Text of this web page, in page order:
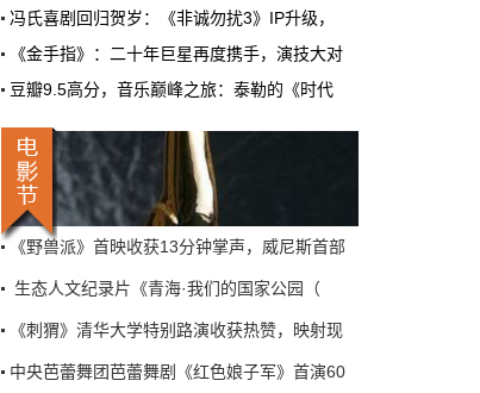
短剧从业者在评论区集体破防。有人说"今年开
机率比去年腰斩"，有人说"演员片酬从日薪800
三天的东西，AI一天出八集，还比你好看…
6月27日 10:01:00
9万块银幕，全年只卖400亿：电影院的
近80部中外影片，革命历史、喜剧、科幻、动
《玩具总动员5》、谢苗的《火遮眼》，该有的
牌都亮出来了。
冯氏喜剧回归贺岁：《非诚勿扰3》IP升级，
《金手指》：二十年巨星再度携手，演技大对
豆瓣9.5高分，音乐巅峰之旅：泰勒的《时代
中央芭蕾舞团芭蕾舞剧《红色娘子军》首演60
皮特×克鲁尼亮相《双狼》威尼斯首映，《蜘
《野兽派》首映收获13分钟掌声，威尼斯首部
生态人文纪录片《青海·我们的国家公园（
《刺猬》清华大学特别路演收获热赞，映射现
中央芭蕾舞团芭蕾舞剧《红色娘子军》首演60
梦工场动画走心佳作《荒野机器人》导演中国